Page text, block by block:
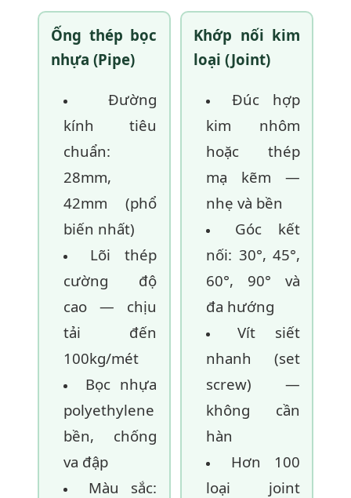
Ống thép bọc
nhựa (Pipe)
Đường
kính tiêu
chuẩn:
28mm,
42mm (phổ
biến nhất)
Lõi thép
cường độ
cao — chịu
tải đến
100kg/mét
Bọc nhựa
polyethylene
bền, chống
va đập
Màu sắc:
Khớp nối kim
loại (Joint)
Đúc hợp
kim nhôm
hoặc thép
mạ kẽm —
nhẹ và bền
Góc kết
nối: 30°, 45°,
60°, 90° và
đa hướng
Vít siết
nhanh (set
screw) —
không cần
hàn
Hơn 100
loại joint